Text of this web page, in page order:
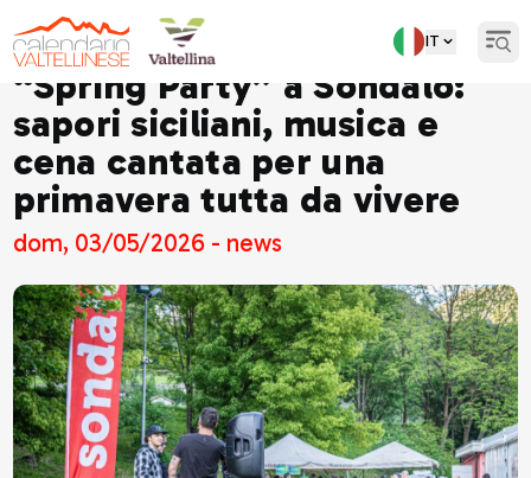
IT
“Spring Party” a Sondalo:
sapori siciliani, musica e
cena cantata per una
primavera tutta da vivere
dom, 03/05/2026 - news